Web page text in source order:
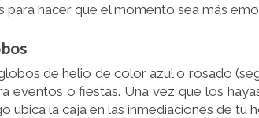
para hacer que el momento sea más
de helio de color azul o rosado
eventos o fiestas. Una vez que los
ubica la caja en las inmediaciones de tu